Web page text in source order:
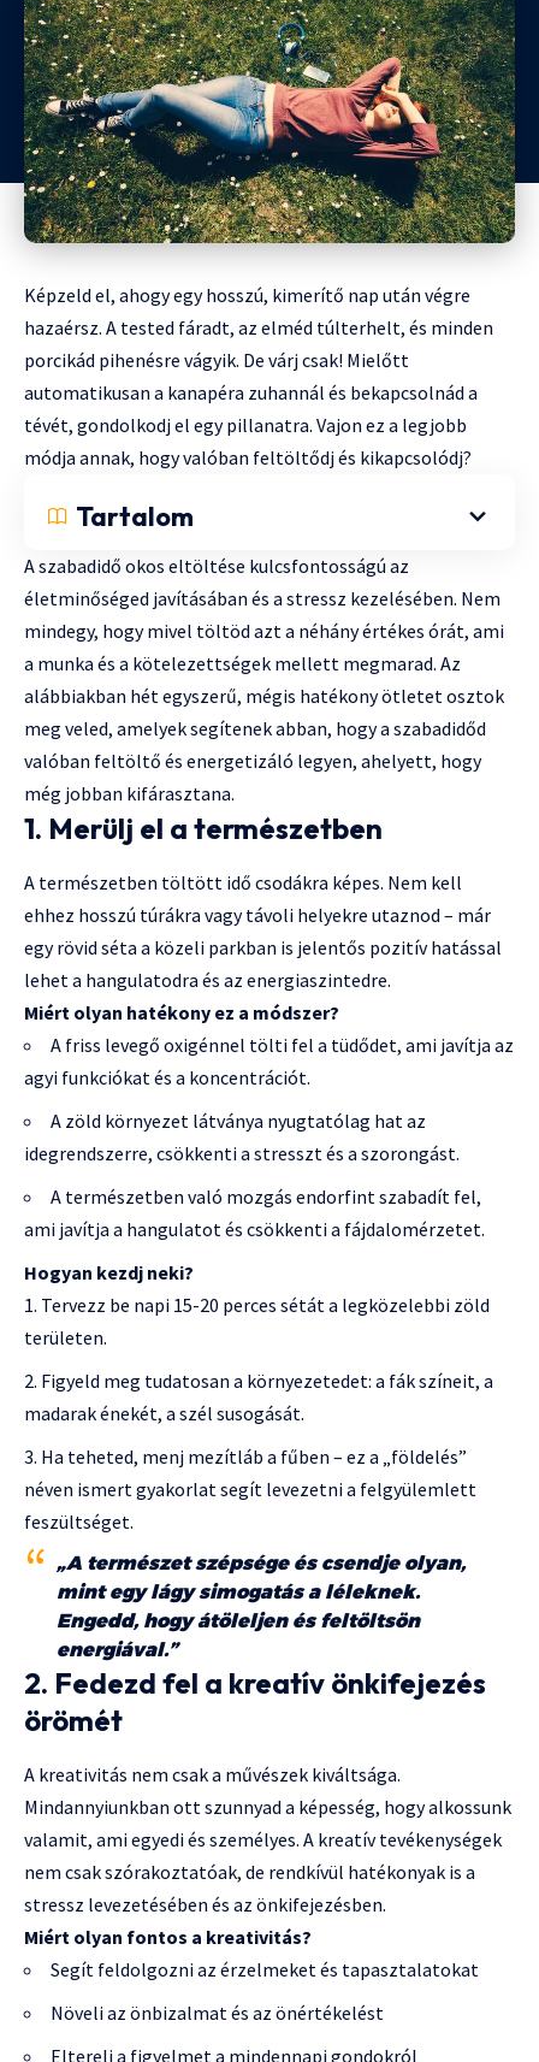
Képzeld el, ahogy egy hosszú, kimerítő nap után végre
hazaérsz. A tested fáradt, az elméd túlterhelt, és minden
porcikád pihenésre vágyik. De várj csak! Mielőtt
automatikusan a kanapéra zuhannál és bekapcsolnád a
tévét, gondolkodj el egy pillanatra. Vajon ez a legjobb
módja annak, hogy valóban feltöltődj és kikapcsolódj?
Tartalom
A szabadidő okos eltöltése kulcsfontosságú az
életminőséged javításában és a stressz kezelésében. Nem
mindegy, hogy mivel töltöd azt a néhány értékes órát, ami
a munka és a kötelezettségek mellett megmarad. Az
alábbiakban hét egyszerű, mégis hatékony ötletet osztok
meg veled, amelyek segítenek abban, hogy a szabadidőd
valóban feltöltő és energetizáló legyen, ahelyett, hogy
még jobban kifárasztana.
1. Merülj el a természetben
A természetben töltött idő csodákra képes. Nem kell
ehhez hosszú túrákra vagy távoli helyekre utaznod – már
egy rövid séta a közeli parkban is jelentős pozitív hatással
lehet a hangulatodra és az energiaszintedre.
Miért olyan hatékony ez a módszer?
A friss levegő oxigénnel tölti fel a tüdődet, ami javítja az
agyi funkciókat és a koncentrációt.
A zöld környezet látványa nyugtatólag hat az
idegrendszerre, csökkenti a stresszt és a szorongást.
A természetben való mozgás endorfint szabadít fel,
ami javítja a hangulatot és csökkenti a fájdalomérzetet.
Hogyan kezdj neki?
Tervezz be napi 15-20 perces sétát a legközelebbi zöld
területen.
Figyeld meg tudatosan a környezetedet: a fák színeit, a
madarak énekét, a szél susogását.
Ha teheted, menj mezítláb a fűben – ez a „földelés”
néven ismert gyakorlat segít levezetni a felgyülemlett
feszültséget.
„A természet szépsége és csendje olyan,
mint egy lágy simogatás a léleknek.
Engedd, hogy átöleljen és feltöltsön
energiával.”
2. Fedezd fel a kreatív önkifejezés
örömét
A kreativitás nem csak a művészek kiváltsága.
Mindannyiunkban ott szunnyad a képesség, hogy alkossunk
valamit, ami egyedi és személyes. A kreatív tevékenységek
nem csak szórakoztatóak, de rendkívül hatékonyak is a
stressz levezetésében és az önkifejezésben.
Miért olyan fontos a kreativitás?
Segít feldolgozni az érzelmeket és tapasztalatokat
Növeli az önbizalmat és az önértékelést
Eltereli a figyelmet a mindennapi gondokról